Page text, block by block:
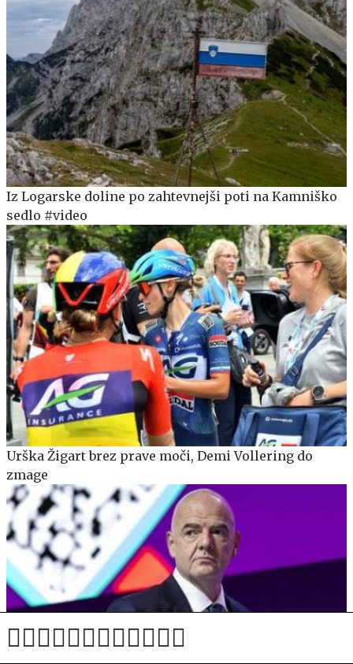
Iz Logarske doline po zahtevnejši poti na Kamniško
sedlo #video
Urška Žigart brez prave moči, Demi Vollering do
zmage